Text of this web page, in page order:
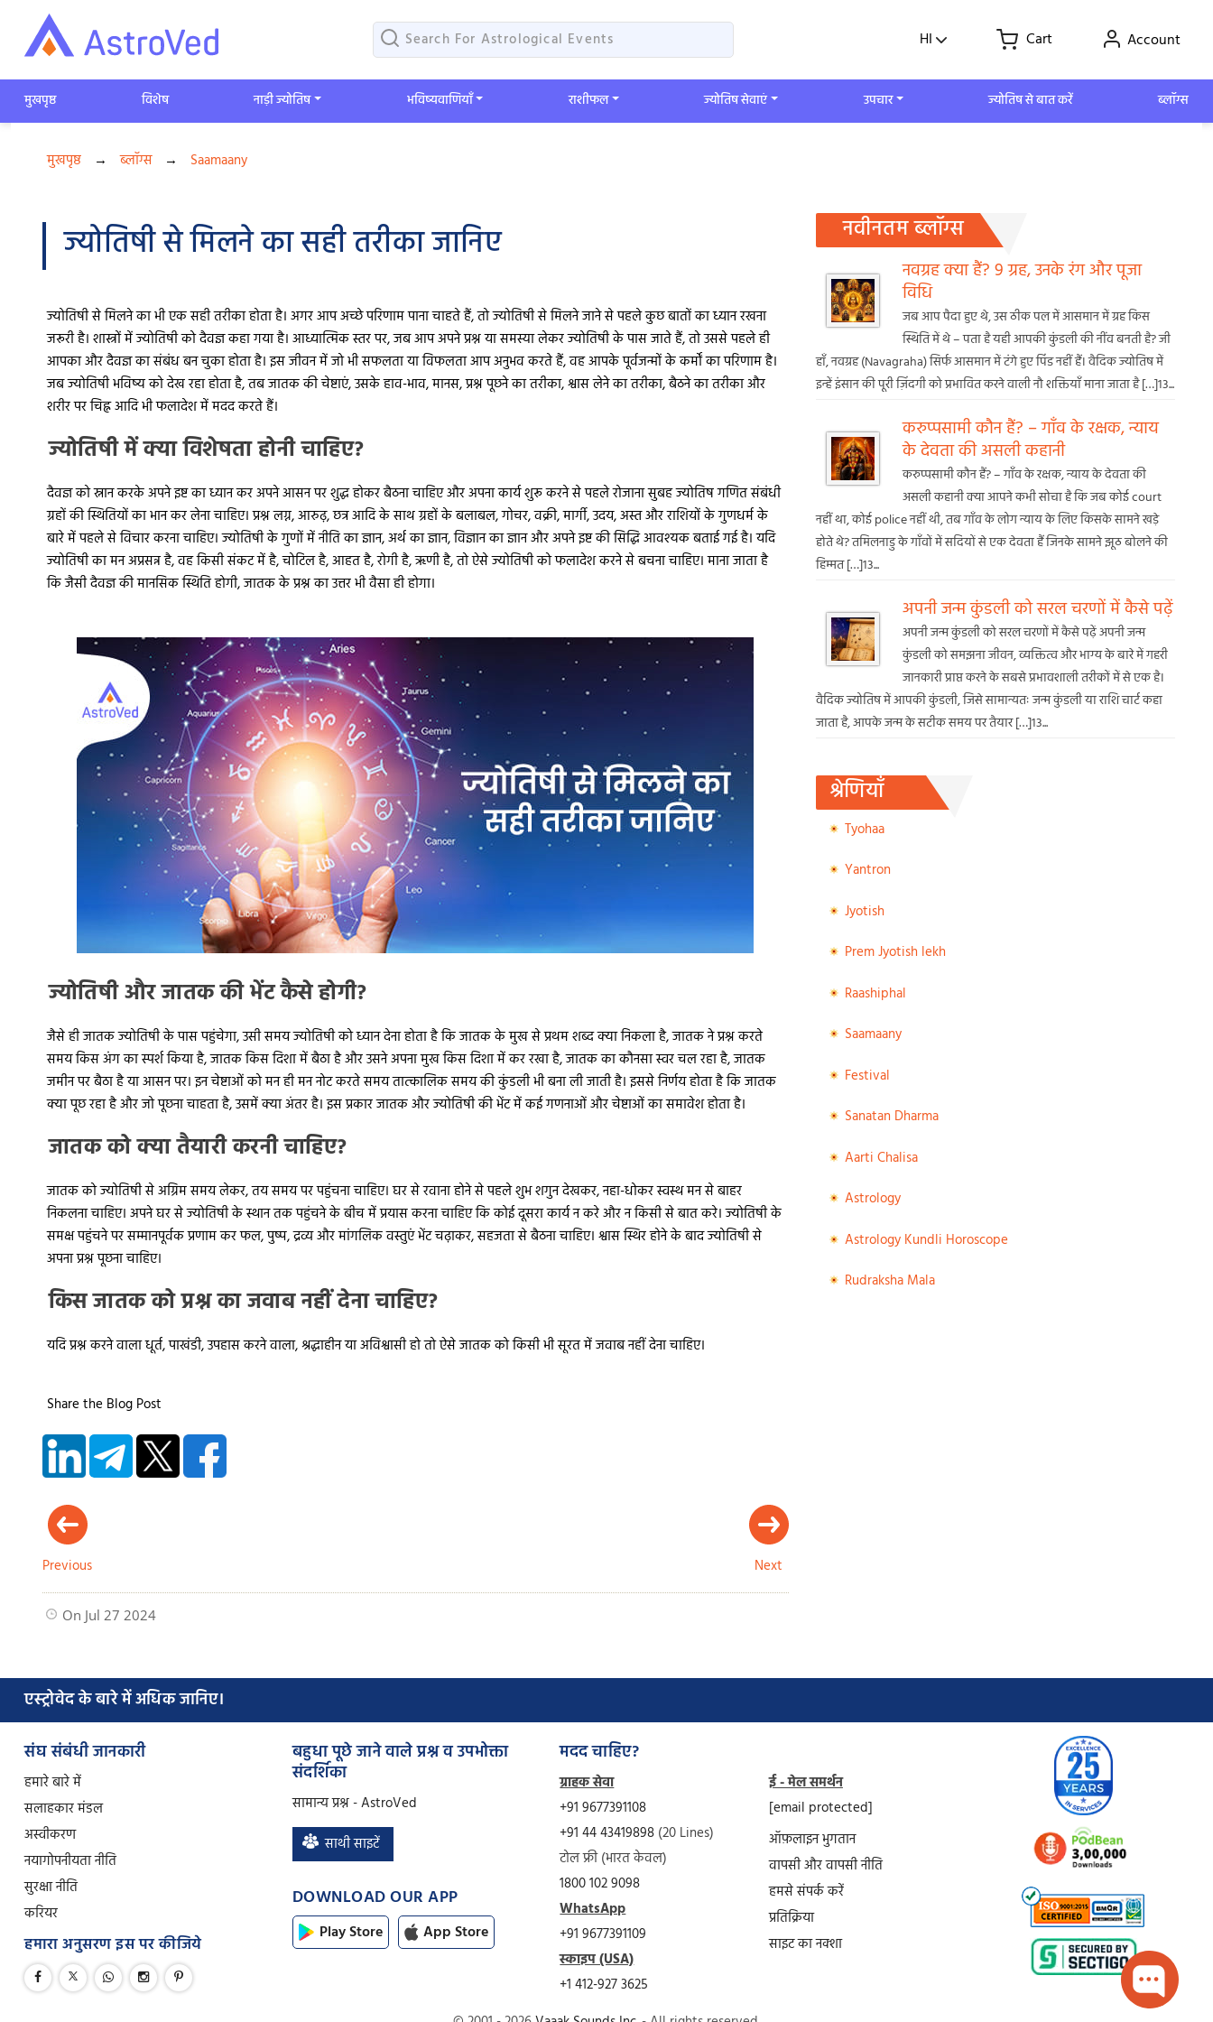
HI Cart Account
मुखपृष्ठ विशेष ​नाड़ी ज्योतिष भविष्यवाणियाँ ​राशीफल ज्योतिष सेवाएं उपचार ज्योतिष से बात करें ब्लॉग्स
मुखपृष्ठ → ब्लॉग्स → Saamaany
ज्योतिषी से मिलने का सही तरीका जानिए
ज्योतिषी से मिलने का भी एक सही तरीका होता है। अगर आप अच्छे परिणाम पाना चाहते हैं, तो ज्योतिषी से मिलने जाने से पहले कुछ बातों का ध्यान रखना
जरूरी है। शास्त्रों में ज्योतिषी को दैवज्ञ कहा गया है। आध्यात्मिक स्तर पर, जब आप अपने प्रश्न या समस्या लेकर ज्योतिषी के पास जाते हैं, तो उससे पहले ही
आपका और दैवज्ञ का संबंध बन चुका होता है। इस जीवन में जो भी सफलता या विफलता आप अनुभव करते हैं, वह आपके पूर्वजन्मों के कर्मों का परिणाम है।
जब ज्योतिषी भविष्य को देख रहा होता है, तब जातक की चेष्टाएं, उसके हाव-भाव, मानस, प्रश्न पूछने का तरीका, श्वास लेने का तरीका, बैठने का तरीका और
शरीर पर चिह्न आदि भी फलादेश में मदद करते हैं।
ज्योतिषी में क्या विशेषता होनी चाहिए?
दैवज्ञ को स्नान करके अपने इष्ट का ध्यान कर अपने आसन पर शुद्ध होकर बैठना चाहिए और अपना कार्य शुरू करने से पहले रोजाना सुबह ज्योतिष गणित संबंधी
ग्रहों की स्थितियों का भान कर लेना चाहिए। प्रश्न लग्न, आरुढ़, छत्र आदि के साथ ग्रहों के बलाबल, गोचर, वक्री, मार्गी, उदय, अस्त और राशियों के गुणधर्म के
बारे में पहले से विचार करना चाहिए। ज्योतिषी के गुणों में नीति का ज्ञान, अर्थ का ज्ञान, विज्ञान का ज्ञान और अपने इष्ट की सिद्धि आवश्यक बताई गई है। यदि
ज्योतिषी का मन अप्रसन्न है, वह किसी संकट में है, चोटिल है, आहत है, रोगी है, ऋणी है, तो ऐसे ज्योतिषी को फलादेश करने से बचना चाहिए। माना जाता है
कि जैसी दैवज्ञ की मानसिक स्थिति होगी, जातक के प्रश्न का उत्तर भी वैसा ही होगा।
ज्योतिषी और जातक की भेंट कैसे होगी?
जैसे ही जातक ज्योतिषी के पास पहुंचेगा, उसी समय ज्योतिषी को ध्यान देना होता है कि जातक के मुख से प्रथम शब्द क्या निकला है, जातक ने प्रश्न करते
समय किस अंग का स्पर्श किया है, जातक किस दिशा में बैठा है और उसने अपना मुख किस दिशा में कर रखा है, जातक का कौनसा स्वर चल रहा है, जातक
जमीन पर बैठा है या आसन पर। इन चेष्टाओं को मन ही मन नोट करते समय तात्कालिक समय की कुंडली भी बना ली जाती है। इससे निर्णय होता है कि जातक
क्या पूछ रहा है और जो पूछना चाहता है, उसमें क्या अंतर है। इस प्रकार जातक और ज्योतिषी की भेंट में कई गणनाओं और चेष्टाओं का समावेश होता है।
जातक को क्या तैयारी करनी चाहिए?
जातक को ज्योतिषी से अग्रिम समय लेकर, तय समय पर पहुंचना चाहिए। घर से रवाना होने से पहले शुभ शगुन देखकर, नहा-धोकर स्वस्थ मन से बाहर
निकलना चाहिए। अपने घर से ज्योतिषी के स्थान तक पहुंचने के बीच में प्रयास करना चाहिए कि कोई दूसरा कार्य न करे और न किसी से बात करे। ज्योतिषी के
समक्ष पहुंचने पर सम्मानपूर्वक प्रणाम कर फल, पुष्प, द्रव्य और मांगलिक वस्तुएं भेंट चढ़ाकर, सहजता से बैठना चाहिए। श्वास स्थिर होने के बाद ज्योतिषी से
अपना प्रश्न पूछना चाहिए।
किस जातक को प्रश्न का जवाब नहीं देना चाहिए?
यदि प्रश्न करने वाला धूर्त, पाखंडी, उपहास करने वाला, श्रद्धाहीन या अविश्वासी हो तो ऐसे जातक को किसी भी सूरत में जवाब नहीं देना चाहिए।
Share the Blog Post
Previous Next
On Jul 27 2024
नवीनतम ब्लॉग्स
नवग्रह क्या हैं? 9 ग्रह, उनके रंग और पूजा
विधि
जब आप पैदा हुए थे, उस ठीक पल में आसमान में ग्रह किस
स्थिति में थे – पता है यही आपकी कुंडली की नींव बनती है? जी
हाँ, नवग्रह (Navagraha) सिर्फ आसमान में टंगे हुए पिंड नहीं हैं। वैदिक ज्योतिष में
इन्हें इंसान की पूरी ज़िंदगी को प्रभावित करने वाली नौ शक्तियाँ माना जाता है […]13...
करुप्पसामी कौन हैं? – गाँव के रक्षक, न्याय
के देवता की असली कहानी
करुप्पसामी कौन हैं? – गाँव के रक्षक, न्याय के देवता की
असली कहानी क्या आपने कभी सोचा है कि जब कोई court
नहीं था, कोई police नहीं थी, तब गाँव के लोग न्याय के लिए किसके सामने खड़े
होते थे? तमिलनाडु के गाँवों में सदियों से एक देवता हैं जिनके सामने झूठ बोलने की
हिम्मत […]13...
अपनी जन्म कुंडली को सरल चरणों में कैसे पढ़ें
अपनी जन्म कुंडली को सरल चरणों में कैसे पढ़ें अपनी जन्म
कुंडली को समझना जीवन, व्यक्तित्व और भाग्य के बारे में गहरी
जानकारी प्राप्त करने के सबसे प्रभावशाली तरीकों में से एक है।
वैदिक ज्योतिष में आपकी कुंडली, जिसे सामान्यतः जन्म कुंडली या राशि चार्ट कहा
जाता है, आपके जन्म के सटीक समय पर तैयार […]13...
श्रेणियाँ
Tyohaa
Yantron
Jyotish
Prem Jyotish lekh
Raashiphal
Saamaany
Festival
Sanatan Dharma
Aarti Chalisa
Astrology
Astrology Kundli Horoscope
Rudraksha Mala
एस्ट्रोवेद के बारे में अधिक जानिए।
संघ संबंधी जानकारी
हमारे बारे में
सलाहकार मंडल
अस्वीकरण
नयागोपनीयता नीति
सुरक्षा नीति
करियर
हमारा अनुसरण इस पर कीजिये
बहुधा पूछे जाने वाले प्रश्न व उपभोक्ता
संदर्शिका
सामान्य प्रश्न - AstroVed
साथी साइटें
DOWNLOAD OUR APP
Play Store App Store
मदद चाहिए?
ग्राहक सेवा
+91 9677391108
+91 44 43419898 (20 Lines)
टोल फ्री (भारत केवल)
1800 102 9098
WhatsApp
+91 9677391109
स्काइप (USA)
+1 412-927 3625
ई - मेल समर्थन
[email protected]
ऑफ़लाइन भुगतान
वापसी और वापसी नीति
हमसे संपर्क करें
प्रतिक्रिया
साइट का नक्शा